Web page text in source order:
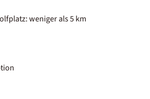
weniger als 5 km